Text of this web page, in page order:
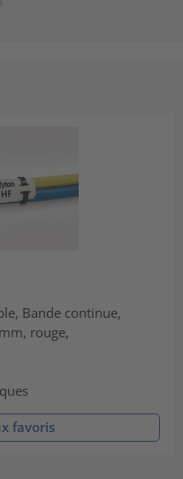
Bande continue,
rouge,
favoris